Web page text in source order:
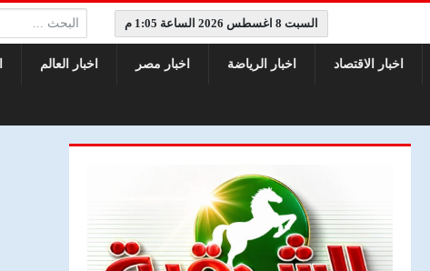
السبت 8 اغسطس 2026 الساعة 1:05 م البحث:
اخبار الاقتصاد اخبار الرياضة اخبار مصر اخبار العالم